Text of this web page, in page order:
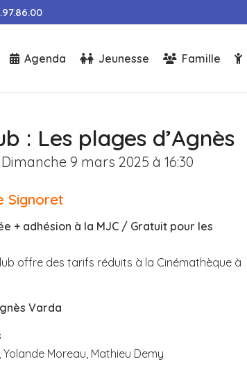
Agenda Jeunesse Famille
: Les plages d’Agnès
9 mars 2025 à 16:30
Signoret
+ adhésion à la MJC / Gratuit pour les
offre des tarifs réduits à la Cinémathèque à
Varda
Moreau, Mathieu Demy